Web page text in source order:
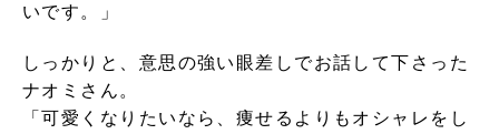
いです。
」
しっかりと、意思の強い眼差しでお話して下さった
ナオミさん。
「可愛くなりたいなら、痩せるよりもオシャレをし